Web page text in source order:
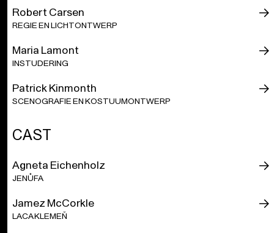
ca. 2 uur 30 min, inclusief pauze
Gratis inleiding (in het Nederlands), telkens 1 uur voor
aanvang van elke voorstelling
Robert Carsen
REGIE EN LICHTONTWERP
Maria Lamont
INSTUDERING
Patrick Kinmonth
SCENOGRAFIE EN KOSTUUMONTWERP
CAST
Agneta Eichenholz
JENŮFA
Jamez McCorkle
LACA KLEMEŇ